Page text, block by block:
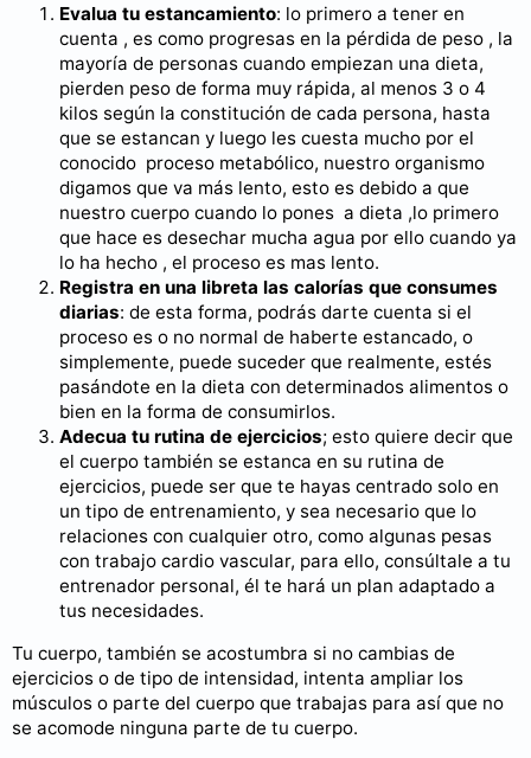
Evalua tu estancamiento: lo primero a tener en
cuenta , es como progresas en la pérdida de peso , la
mayoría de personas cuando empiezan una dieta,
pierden peso de forma muy rápida, al menos 3 o 4
kilos según la constitución de cada persona, hasta
que se estancan y luego les cuesta mucho por el
conocido proceso metabólico, nuestro organismo
digamos que va más lento, esto es debido a que
nuestro cuerpo cuando lo pones a dieta ,lo primero
que hace es desechar mucha agua por ello cuando ya
lo ha hecho , el proceso es mas lento.
Registra en una libreta las calorías que consumes
diarias: de esta forma, podrás darte cuenta si el
proceso es o no normal de haberte estancado, o
simplemente, puede suceder que realmente, estés
pasándote en la dieta con determinados alimentos o
bien en la forma de consumirlos.
Adecua tu rutina de ejercicios; esto quiere decir que
el cuerpo también se estanca en su rutina de
ejercicios, puede ser que te hayas centrado solo en
un tipo de entrenamiento, y sea necesario que lo
relaciones con cualquier otro, como algunas pesas
con trabajo cardio vascular, para ello, consúltale a tu
entrenador personal, él te hará un plan adaptado a
tus necesidades.
Tu cuerpo, también se acostumbra si no cambias de
ejercicios o de tipo de intensidad, intenta ampliar los
músculos o parte del cuerpo que trabajas para así que no
se acomode ninguna parte de tu cuerpo.